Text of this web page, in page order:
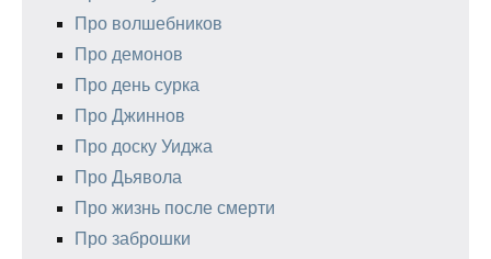
Про волшебников
Про демонов
Про день сурка
Про Джиннов
Про доску Уиджа
Про Дьявола
Про жизнь после смерти
Про заброшки